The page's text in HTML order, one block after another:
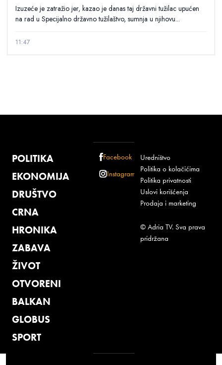
Izuzeće je zatražio jer, kazao je danas taj državni tužilac upućen
na rad u Specijalno državno tužilaštvo, sumnja u njihovu...
11:47
POLITIKA
EKONOMIJA
DRUŠTVO
CRNA
HRONIKA
ZABAVA
ŽIVOT
OTVORENI
BALKAN
GLOBUS
SPORT
Facebook
Instagram
Uredništvo
Politika o kolačićima
Politika privatnosti
Uslovi korišćenja
Prodaja i marketing
© Adria TV. Sva prava
pridržana